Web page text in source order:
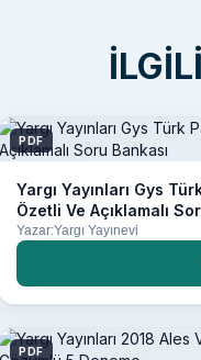
PDF
Yargı Yayınları Gys
Özetli Ve Açıklamalı
Yazar:Yargı Yayınevi
PDF